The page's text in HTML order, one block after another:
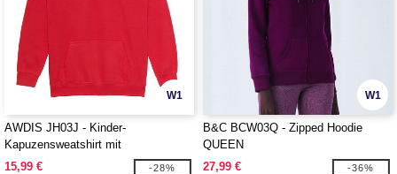
W1
AWDIS JH03J - Kinder-
Kapuzensweatshirt mit
Farbkontrasten
15,99 € -28%
W1
B&C BCW03Q - Zipped Hoodie
QUEEN
27,99 €
-36%